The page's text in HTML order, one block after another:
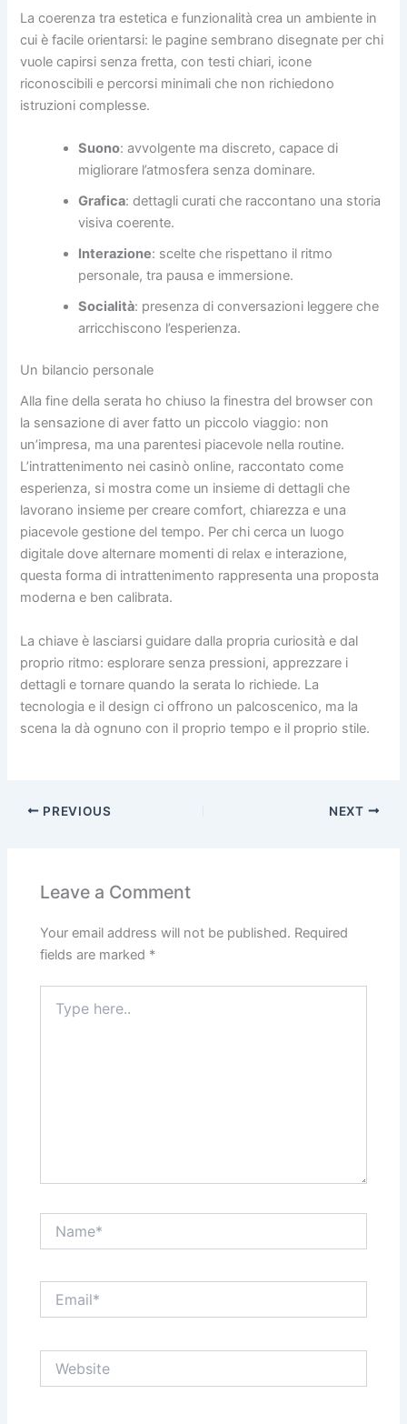
La coerenza tra estetica e funzionalità crea un ambiente in
cui è facile orientarsi: le pagine sembrano disegnate per chi
vuole capirsi senza fretta, con testi chiari, icone
riconoscibili e percorsi minimali che non richiedono
istruzioni complesse.
Suono: avvolgente ma discreto, capace di
migliorare l’atmosfera senza dominare.
Grafica: dettagli curati che raccontano una storia
visiva coerente.
Interazione: scelte che rispettano il ritmo
personale, tra pausa e immersione.
Socialità: presenza di conversazioni leggere che
arricchiscono l’esperienza.
Un bilancio personale
Alla fine della serata ho chiuso la finestra del browser con
la sensazione di aver fatto un piccolo viaggio: non
un’impresa, ma una parentesi piacevole nella routine.
L’intrattenimento nei casinò online, raccontato come
esperienza, si mostra come un insieme di dettagli che
lavorano insieme per creare comfort, chiarezza e una
piacevole gestione del tempo. Per chi cerca un luogo
digitale dove alternare momenti di relax e interazione,
questa forma di intrattenimento rappresenta una proposta
moderna e ben calibrata.
La chiave è lasciarsi guidare dalla propria curiosità e dal
proprio ritmo: esplorare senza pressioni, apprezzare i
dettagli e tornare quando la serata lo richiede. La
tecnologia e il design ci offrono un palcoscenico, ma la
scena la dà ognuno con il proprio tempo e il proprio stile.
PREVIOUS NEXT
Leave a Comment
Your email address will not be published. Required
fields are marked *
here..